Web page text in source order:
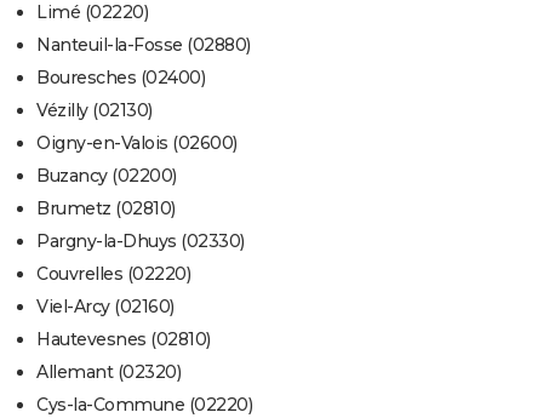
Limé (02220)
Nanteuil-la-Fosse (02880)
Bouresches (02400)
Vézilly (02130)
Oigny-en-Valois (02600)
Buzancy (02200)
Brumetz (02810)
Pargny-la-Dhuys (02330)
Couvrelles (02220)
Viel-Arcy (02160)
Hautevesnes (02810)
Allemant (02320)
Cys-la-Commune (02220)